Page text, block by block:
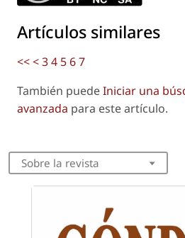
Artículos similares
<<<34 567
También puedeIniciar una
avanzada para este artículo.
Sobre la revista